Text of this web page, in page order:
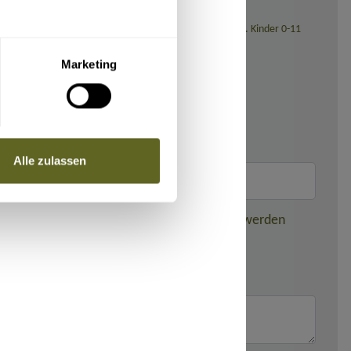
Marketing
Alle zulassen
(bei Reisedatum ab November 2026: 139,- Euro). Kinder 0-11
dieser gebuchten Reise weitergegeben werden